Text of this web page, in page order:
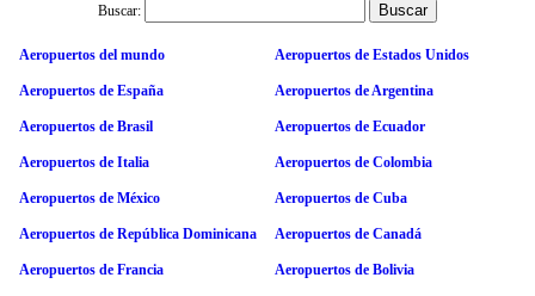
Buscar:
Aeropuertos del mundo Aeropuertos de Estados Unidos
Aeropuertos de España Aeropuertos de Argentina
Aeropuertos de Brasil Aeropuertos de Ecuador
Aeropuertos de Italia Aeropuertos de Colombia
Aeropuertos de México Aeropuertos de Cuba
Aeropuertos de República Dominicana Aeropuertos de Canadá
Aeropuertos de Francia Aeropuertos de Bolivia